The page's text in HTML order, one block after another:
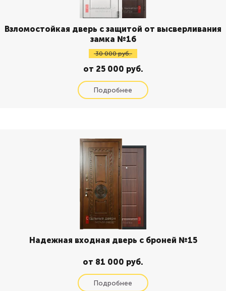
Взломостойкая дверь с защитой от высверливания
замка №16
30 000 руб.
от 25 000 руб.
Надежная входная дверь с броней №15
от 81 000 руб.